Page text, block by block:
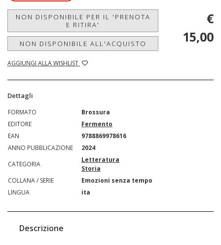
NON DISPONIBILE PER IL 'PRENOTA
E RITIRA'
NON DISPONIBILE ALL'ACQUISTO
AGGIUNGI ALLA WISHLIST
€
15,00
Dettagli
FORMATO
Brossura
EDITORE
Fermento
EAN
9788869978616
ANNO PUBBLICAZIONE
2024
CATEGORIA
Letteratura
Storia
COLLANA / SERIE
Emozioni senza tempo
LINGUA
ita
Descrizione